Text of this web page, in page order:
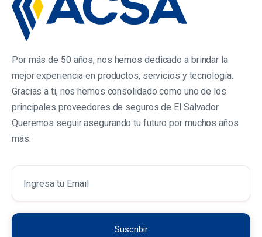
Por más de 50 años, nos hemos dedicado a brindar la
mejor experiencia en productos, servicios y tecnología.
Gracias a ti, nos hemos consolidado como uno de los
principales proveedores de seguros de El Salvador.
Queremos seguir asegurando tu futuro por muchos años
más.